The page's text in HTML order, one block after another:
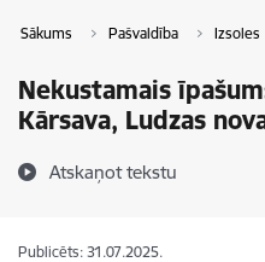
Sākums Pašvaldība Izsoles
Nekustamais
Kārsava, Ludzas
Atskaņot tekstu
Publicēts: 31.07.2025.